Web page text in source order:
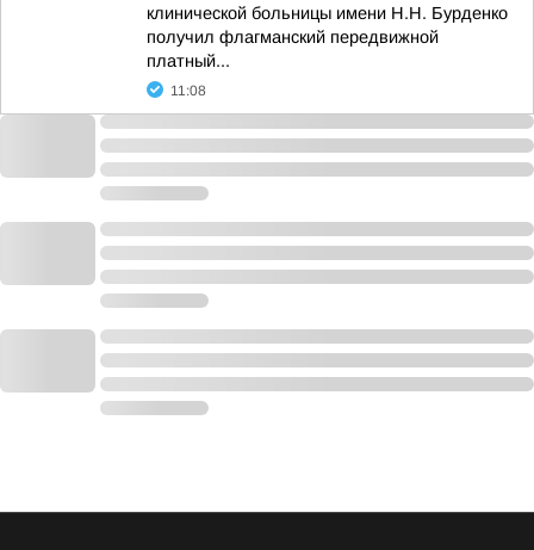
клинической больницы имени Н.Н. Бурденко
получил флагманский передвижной
платный...
11:08